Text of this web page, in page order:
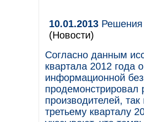
10.01.2013 Решения
(Новости)
Согласно данным
квартала 2012 года
информационной
продемонстрировал
производителей,
третьему кварталу